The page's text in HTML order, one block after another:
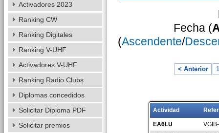
Fecha (
(Ascendente/
< Anterior 1
Actividad
EA6LU
Activadores 2023
Ranking CW
Ranking Digitales
Ranking V-UHF
Activadores V-UHF
Ranking Radio Clubs
Diplomas concedidos
Solicitar Diploma PDF
Solicitar premios